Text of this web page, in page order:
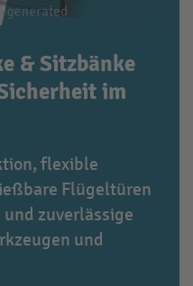
& Sitzbänke
im
flexible
Flügeltüren
zuverlässige
und